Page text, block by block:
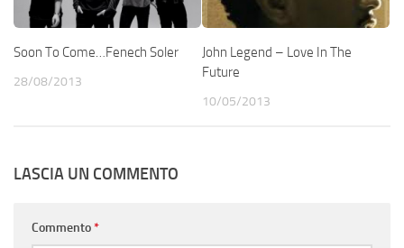
Soon To Come…Fenech Soler
28/08/2013
John Legend – Love In The
Future
10/05/2013
LASCIA UN COMMENTO
Commento*